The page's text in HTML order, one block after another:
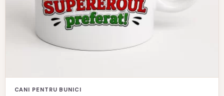
CANI PENTRU BUNICI